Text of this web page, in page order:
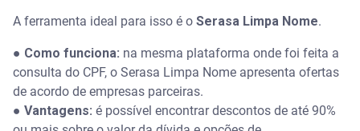
A ferramenta ideal para isso é o Serasa Limpa Nome.
● Como funciona: na mesma plataforma onde foi feita a
consulta do CPF, o Serasa Limpa Nome apresenta ofertas
de acordo de empresas parceiras.
● Vantagens: é possível encontrar descontos de até 90%